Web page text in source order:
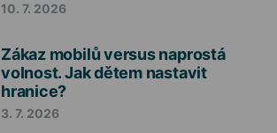
10. 7. 2026
Zákaz mobilů versus naprostá
volnost. Jak dětem nastavit
hranice?
3. 7. 2026